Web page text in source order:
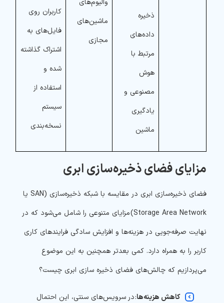
ذخیره
داده‌های
مرتبط با
هوش
مصنوعی و
یادگیری
ماشین
والیوم‌های
ماشین‌های
مجازی
کاربران روی
فایل‌های به
اشتراک گذاشته
شده و
استفاده از
سیستم
نسخه‌بندی
مزایای فضای ذخیره‌سازی ابری
فضای ذخیره‌سازی ابری در مقایسه با شبکه ذخیره‌سازی (SAN یا
Storage Area Network) مزایای متنوعی را شامل می‌شود که در
نهایت صرفه‌جویی در هزینه‌ها و افزایش سادگی فرایندهای کاری
کاربر را به همراه دارد. کمی بعدتر همچنین به این موضوع
می‌پردازیم که چالش‌های فضای ذخیره سازی ابری چیست؟
کاهش هزینه‌ها: در سرویس‌های سنتی، این احتمال